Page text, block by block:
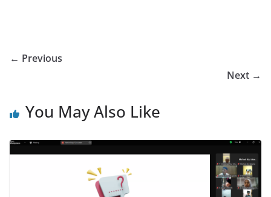
← Previous
Next →
You May Also Like